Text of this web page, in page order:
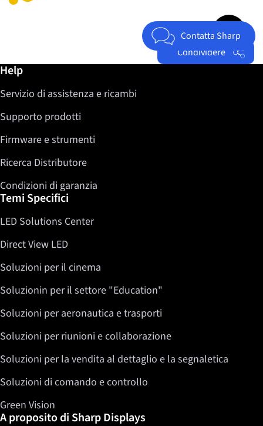
Contatta Sharp
Condividere
Jump to top
Ulteriori informazioni / Help
Help
Servizio di assistenza e ricambi
Supporto prodotti
Firmware e strumenti
Ricerca Distributore
Condizioni di garanzia
Temi Specifici
LED Solutions Center
Direct View LED
Soluzioni per il cinema
Soluzionin per il settore "Education"
Soluzioni per aeronautica e trasporti
Soluzioni per riunioni e collaborazione
Soluzioni per la vendita al dettaglio e la segnaletica
Soluzioni di comando e controllo
Green Vision
A proposito di Sharp Displays